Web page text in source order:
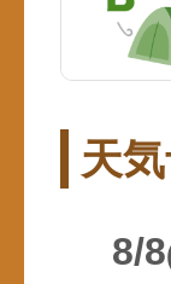
天
8/8